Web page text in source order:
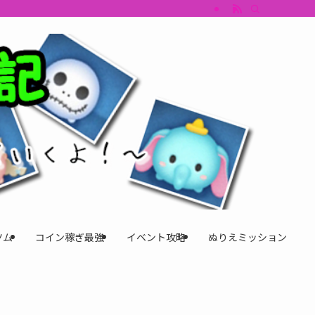
ム・キャラ評価も丁寧に解説。ツムツムイベント、ツムツム攻略、ツムツ
ム コイン稼ぎ最強 イベント攻略 ぬりえミッション